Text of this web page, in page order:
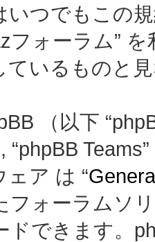
いつでもこの
フォーラム”
ているものと
（以下
“phpBB
ェア は “
フォーラムソ
ドできます。